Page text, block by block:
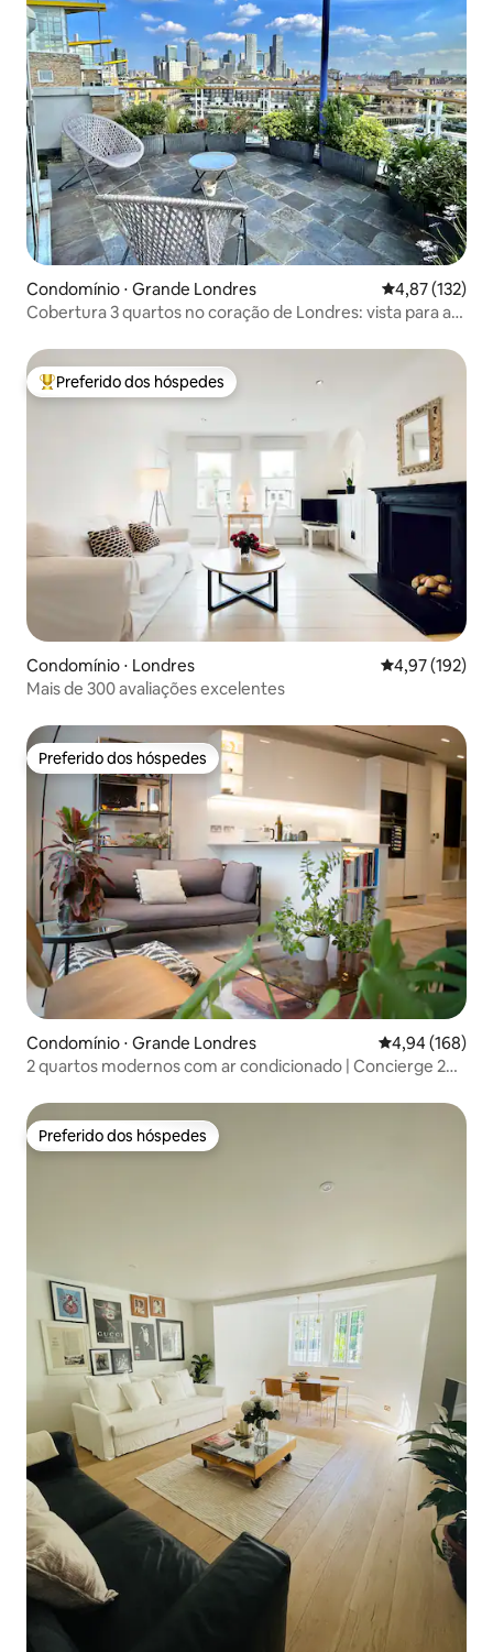
Condomínio ⋅ Grande Londres 4,87 de uma
4,87 (132)
Cobertura 3 quartos no coração de Londres: vista para a
Entre os melhores preferidos dos hóspedes
Preferido dos hóspedes
Condomínio ⋅ Londres 4,97 de uma
4,97 (192)
Mais de 300 avaliações excelentes
Preferido dos hóspedes
Preferido dos hóspedes
Condomínio ⋅ Grande Londres 4,94 de uma
4,94 (168)
2 quartos modernos com ar condicionado | Concierge 24
Preferido dos hóspedes
Preferido dos hóspedes